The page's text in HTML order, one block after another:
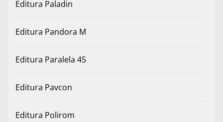
Editura Paladin
Editura Pandora M
Editura Paralela 45
Editura Pavcon
Editura Polirom